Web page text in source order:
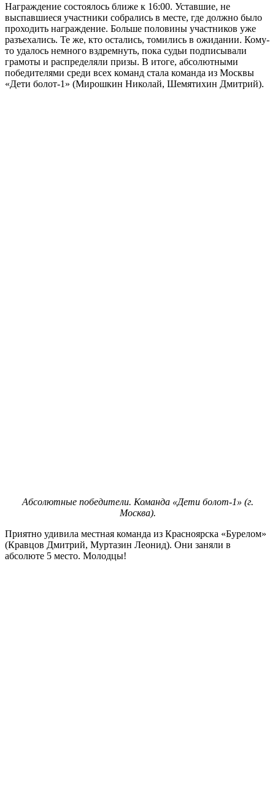
Награждение состоялось ближе к 16:00. Уставшие, не
выспавшиеся участники собрались в месте, где должно было
проходить награждение. Больше половины участников уже
разъехались. Те же, кто остались, томились в ожидании. Кому-
то удалось немного вздремнуть, пока судьи подписывали
грамоты и распределяли призы. В итоге, абсолютными
победителями среди всех команд стала команда из Москвы
«Дети болот-1» (Мирошкин Николай, Шемятихин Дмитрий).
Абсолютные победители. Команда «Дети болот-1» (г.
Москва).
Приятно удивила местная команда из Красноярска «Бурелом»
(Кравцов Дмитрий, Муртазин Леонид). Они заняли в
абсолюте 5 место. Молодцы!